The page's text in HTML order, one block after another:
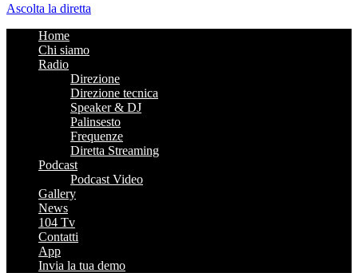
Ascolta la diretta
Home
Chi siamo
Radio
Direzione
Direzione tecnica
Speaker & DJ
Palinsesto
Frequenze
Diretta Streaming
Podcast
Podcast Video
Gallery
News
104 Tv
Contatti
App
Invia la tua demo